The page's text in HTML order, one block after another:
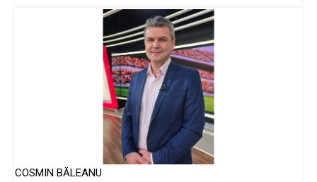
COSMIN BĂLEANU